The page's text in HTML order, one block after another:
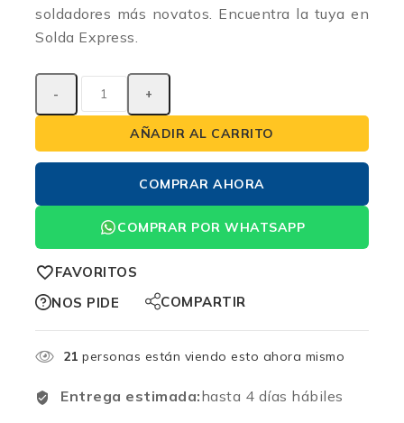
soldadores más novatos. Encuentra la tuya en
Solda Express.
AÑADIR AL CARRITO
COMPRAR AHORA
COMPRAR POR WHATSAPP
FAVORITOS
NOS PIDE
COMPARTIR
21 personas están viendo esto ahora mismo
Entrega estimada:hasta 4 días hábiles